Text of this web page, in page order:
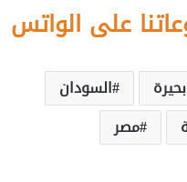
على الواتس
السودان
مصر